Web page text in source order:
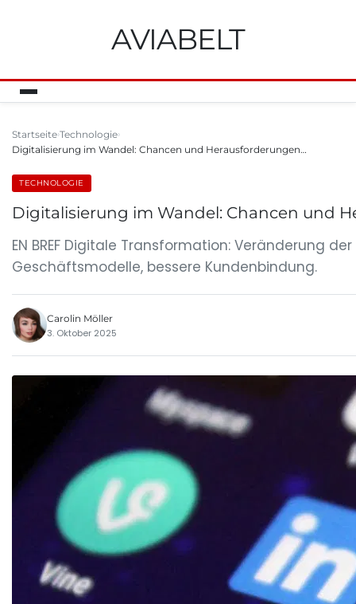
AVIABELT
Startseite Technologie
Digitalisierung im Wandel: Chancen und Herausforderungen…
TECHNOLOGIE
Digitalisierung im Wandel: Chancen und
EN BREF Digitale Transformation: Veränderung
Geschäftsmodelle, bessere Kundenbindung.
Carolin Möller
3. Oktober 2025